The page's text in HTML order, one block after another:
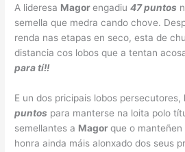
A lideresa Magorengadiu47 puntos
semella que medra cando chove.
renda nas etapas en seco, esta de
distancia cos lobos que a tentan
para tí!!
E un dos pricipais lobos persecutores,
puntos para manterse na loita polo
semellantes a Magorque o manteñen
honra ainda máis alonxado dos seus